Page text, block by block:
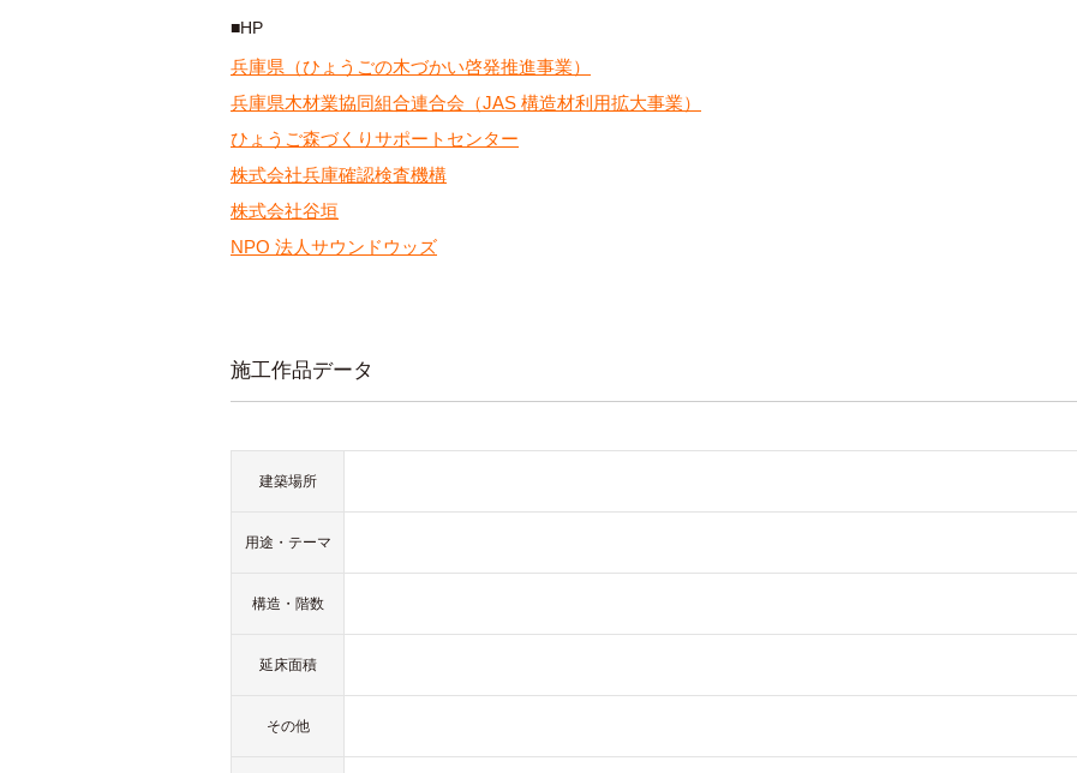
■HP
兵庫県（ひょうごの木づかい啓発推進事業）
兵庫県木材業協同組合連合会（JAS 構造材利用拡大事業）
ひょうご森づくりサポートセンター
株式会社兵庫確認検査機構
株式会社谷垣
NPO 法人サウンドウッズ
施工作品データ
建築場所
用途・テーマ
構造・階数
延床面積
その他